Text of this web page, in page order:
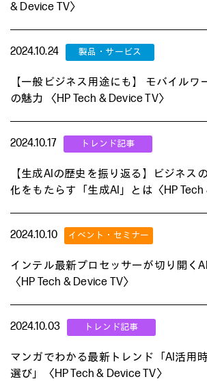
& Device TV〉
2024.10.24
【一般ビジネス用途にも】 モバイルワ
の魅力 〈HP Tech & Device TV〉
2024.10.17
【生成AIの歴史を振り返る】ビジネス
化をもたらす「生成AI」とは〈HP Tech
2024.10.10
インテル最新プロセッサーが切り開く
〈HP Tech & Device TV〉
2024.10.03
マンガでわかる最新トレンド「AI活用
選び」〈HP Tech & Device TV〉